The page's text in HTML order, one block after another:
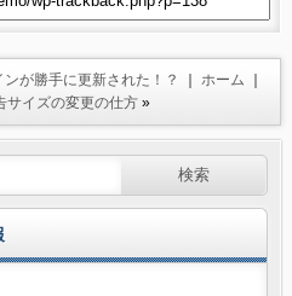
が勝手に更新された！？ ｜ ホーム ｜
サイズの変更の仕方»